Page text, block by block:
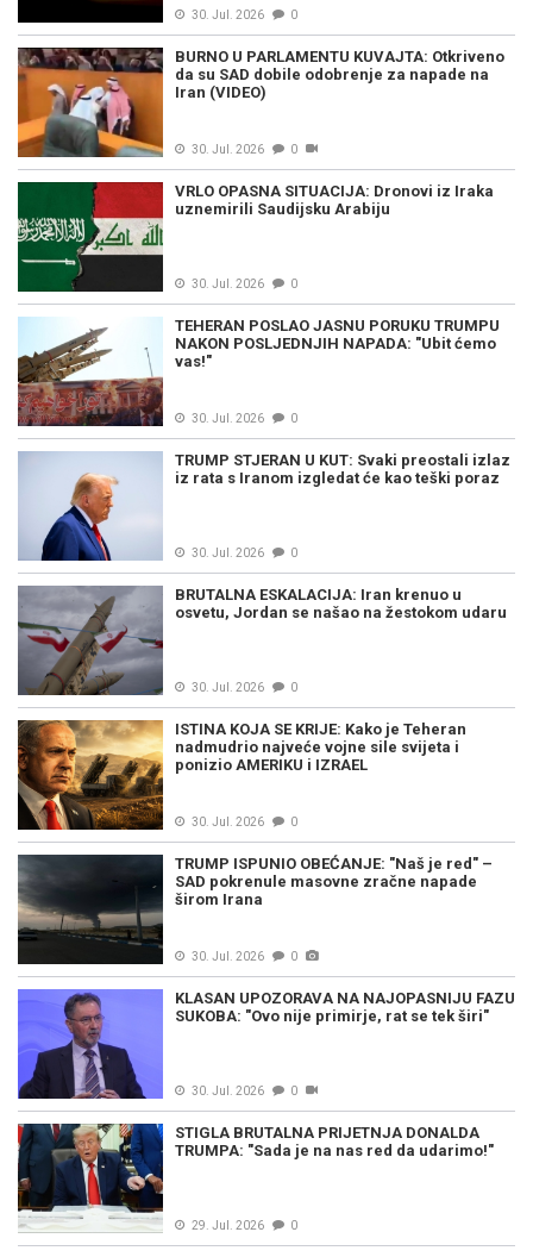
30. Jul. 2026 0
BURNO U PARLAMENTU KUVAJTA: Otkriveno
da su SAD dobile odobrenje za napade na
Iran (VIDEO)
30. Jul. 2026 0
VRLO OPASNA SITUACIJA: Dronovi iz Iraka
uznemirili Saudijsku Arabiju
30. Jul. 2026 0
TEHERAN POSLAO JASNU PORUKU TRUMPU
NAKON POSLJEDNJIH NAPADA: "Ubit ćemo
vas!"
30. Jul. 2026 0
TRUMP STJERAN U KUT: Svaki preostali izlaz
iz rata s Iranom izgledat će kao teški poraz
30. Jul. 2026 0
BRUTALNA ESKALACIJA: Iran krenuo u
osvetu, Jordan se našao na žestokom udaru
30. Jul. 2026 0
ISTINA KOJA SE KRIJE: Kako je Teheran
nadmudrio najveće vojne sile svijeta i
ponizio AMERIKU i IZRAEL
30. Jul. 2026 0
TRUMP ISPUNIO OBEĆANJE: "Naš je red" –
SAD pokrenule masovne zračne napade
širom Irana
30. Jul. 2026 0
KLASAN UPOZORAVA NA NAJOPASNIJU FAZU
SUKOBA: "Ovo nije primirje, rat se tek širi"
30. Jul. 2026 0
STIGLA BRUTALNA PRIJETNJA DONALDA
TRUMPA: "Sada je na nas red da udarimo!"
29. Jul. 2026 0